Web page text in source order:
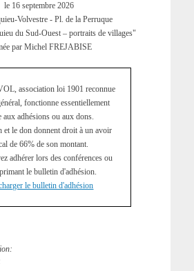
le 16 septembre 2026
Volvestre - Pl. de la Perruque
du Sud-Ouest – portraits de villages"
par Michel FREJABISE
association loi 1901 reconnue
fonctionne essentiellement
aux adhésions ou aux dons.
et le don donnent droit à un avoir
de 66% de son montant.
adhérer lors des conférences ou
le bulletin d'adhésion.
le bulletin d'adhésion